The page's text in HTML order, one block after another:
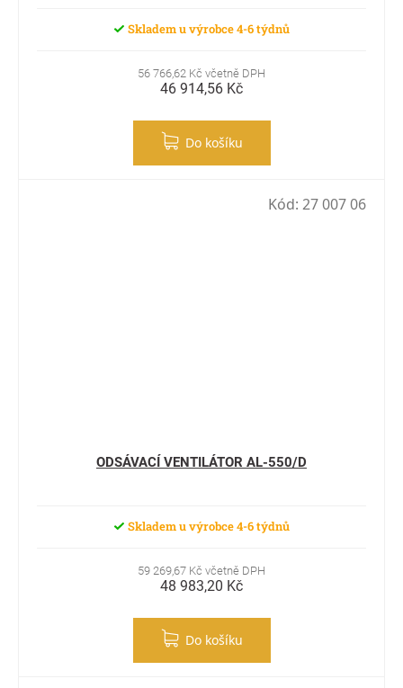
Skladem u výrobce 4-6 týdnů
56 766,62 Kč včetně DPH
46 914,56 Kč
Do košíku
ODSÁVACÍ VENTILÁTOR AL-550/D
Skladem u výrobce 4-6 týdnů
59 269,67 Kč včetně DPH
48 983,20 Kč
Do košíku
Kód: 27 007 06